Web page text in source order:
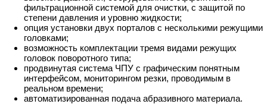
фильтрационной системой для очистки, с защитой по
степени давления и уровню жидкости;
опция установки двух порталов с несколькими режущими
головками;
возможность комплектации тремя видами режущих
головок поворотного типа;
продвинутая система ЧПУ с графическим понятным
интерфейсом, мониторингом резки, проводимым в
реальном времени;
автоматизированная подача абразивного материала.